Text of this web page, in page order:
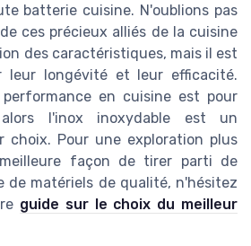
batterie cuisine. N'oublions pas
ces précieux alliés de la cuisine
des caractéristiques, mais il est
leur longévité et leur efficacité.
en cuisine est pour
l'inox inoxydable est un
choix. Pour une exploration plus
façon de tirer parti de
de matériels de qualité, n'hésitez
guide sur le choix du meilleur